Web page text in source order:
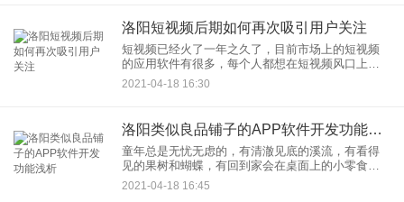
洛阳短视频后期如何再次吸引用户关注
短视频已经火了一年之久了，目前市场上的短视频
的应用软件有很多，每个人都想在短视频风口上瓜
分市场流量，但是大部分的流量都已经被抖音、快
手、美拍等行业的龙头瓜分，只剩下小部分的流量
2021-04-18 16:30
洛阳类似良品铺子的APP软件开发功能浅析
童年总是无忧无虑的，有清澈见底的溪流，有看得
见的果树和蝴蝶，有回到家会在桌面上的小零食，
我们常常会为了多吃点小零食和父母“斗智斗勇”，现
在的我们，却很难找回童年的味道了。在良品
2021-04-18 16:45